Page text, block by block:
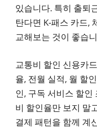
있습니다. 특히 출퇴
탄다면 K-패스 카드,
교해보는 것이 좋습
교통비 할인 신용카
율, 전월 실적, 월 할
인, 구독 서비스 할
비 할인율만 보지 말
결제 패턴을 함께 계